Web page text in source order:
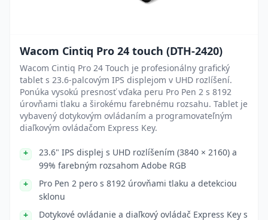
Wacom Cintiq Pro 24 touch (DTH-2420)
Wacom Cintiq Pro 24 Touch je profesionálny grafický
tablet s 23.6-palcovým IPS displejom v UHD rozlíšení.
Ponúka vysokú presnosť vďaka peru Pro Pen 2 s 8192
úrovňami tlaku a širokému farebnému rozsahu. Tablet je
vybavený dotykovým ovládaním a programovateľným
diaľkovým ovládačom Express Key.
23.6" IPS displej s UHD rozlíšením (3840 × 2160) a
99% farebným rozsahom Adobe RGB
Pro Pen 2 pero s 8192 úrovňami tlaku a detekciou
sklonu
Dotykové ovládanie a diaľkový ovládač Express Key s